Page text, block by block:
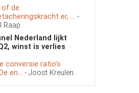
of de
er, ... -
Raap
Nederland lijkt
winst is verlies
conversie ratio’s
en... - Joost Kreulen